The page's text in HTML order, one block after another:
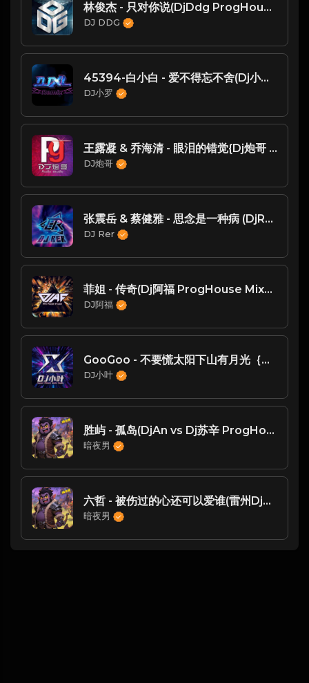
林俊杰 - 只对你说(DjDdg ProgHouse Rmx 2024)
DJ DDG
45394-白小白 - 爱不得忘不舍(Dj小罗 ProgHouse Mix国语男)-SSSSDJ整理♪♫
DJ小罗
王露凝 & 乔海清 - 眼泪的错觉{Dj炮哥 Studio Remix}
DJ炮哥
张震岳 & 蔡健雅 - 思念是一种病 (DjRer Remix)
DJ Rer
菲姐 - 传奇(Dj阿福 ProgHouse Mix国语女)
DJ阿福
GooGoo - 不要慌太阳下山有月光｛信宜DJ小叶Remix2024｝
DJ小叶
胜屿 - 孤岛(DjAn vs Dj苏辛 ProgHouse Rmx 2025)
暗夜男
六哲 - 被伤过的心还可以爱谁(雷州Dj利仔 ProgHouse Rmx 2023 v2)
暗夜男